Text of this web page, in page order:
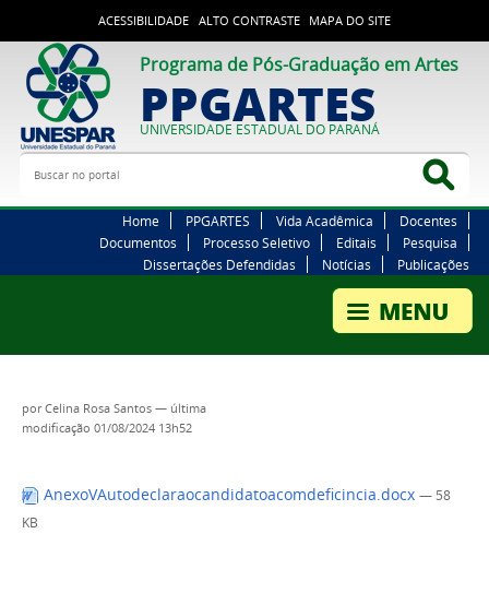
ACESSIBILIDADE ALTO CONTRASTE MAPA DO SITE
Programa de Pós-Graduação em Artes
PPGARTES
UNIVERSIDADE ESTADUAL DO PARANÁ
Buscar no portal
Home PPGARTES Vida Acadêmica
Docentes
Documentos
Processo Seletivo Editais
Pesquisa
Dissertações Defendidas
Notícias Publicações
porCelina Rosa Santos — última
modificação 01/08/2024 13h52
AnexoVAutodeclaraocandidatoacomdeficincia.docx — 58
KB